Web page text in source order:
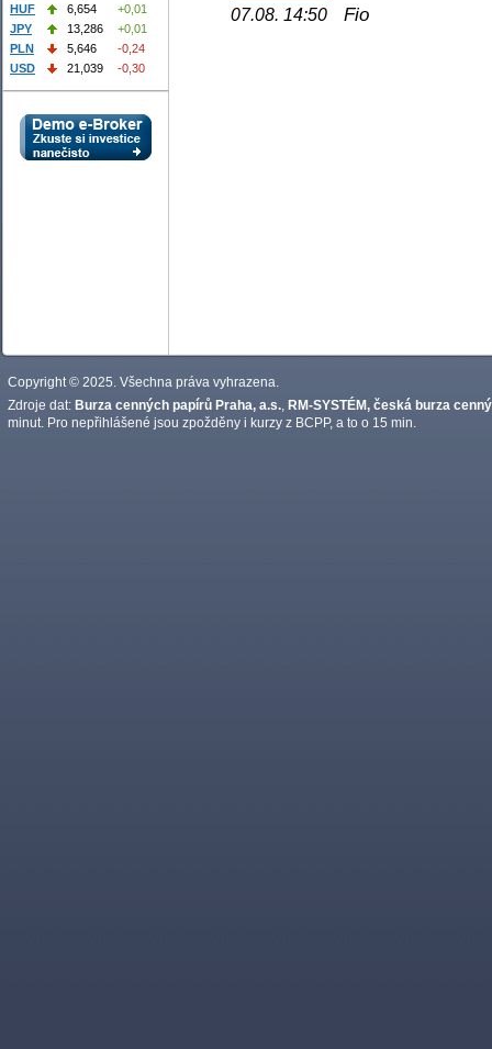
07.08. 14:50 Fio
HUF
6,654
+0,01
JPY
13,286
+0,01
PLN
5,646
-0,24
USD
21,039 -0,30
Copyright © 2025. Všechna práva vyhrazena.
Zdroje dat: Burza cenných papírů Praha, a.s. RM-SYSTÉM, česká burza
minut. Pro nepřihlášené jsou zpožděny i kurzy z BCPP, a to o 15 min.